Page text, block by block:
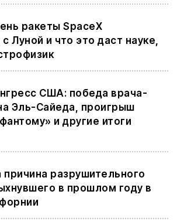
ракеты SpaceX
Луной и что это даст науке,
США: победа врача-
Эль-Сайеда, проигрыш
и другие итоги
причина разрушительного
в прошлом году в